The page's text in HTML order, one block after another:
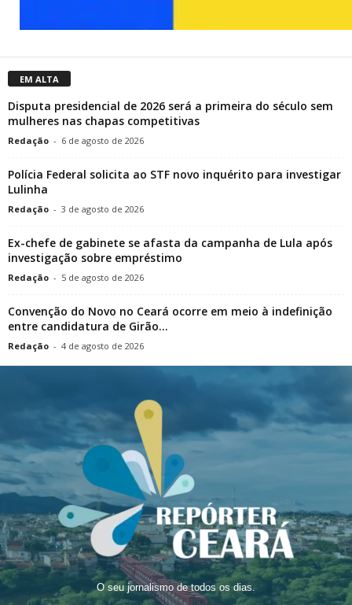
EM ALTA
Disputa presidencial de 2026 será a primeira do século sem
mulheres nas chapas competitivas
Redação - 6 de agosto de 2026
Polícia Federal solicita ao STF novo inquérito para investigar
Lulinha
Redação - 3 de agosto de 2026
Ex-chefe de gabinete se afasta da campanha de Lula após
investigação sobre empréstimo
Redação - 5 de agosto de 2026
Convenção do Novo no Ceará ocorre em meio à indefinição
entre candidatura de Girão...
Redação - 4 de agosto de 2026
O seu jornalismo de todos os dias.